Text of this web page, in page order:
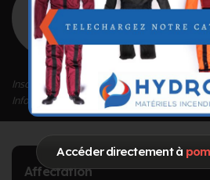
Accéder directement à
Inscrit depuis le 14/09/2020 à 08:36
Informations mises à jour le 14/09/2020 à
Affectation